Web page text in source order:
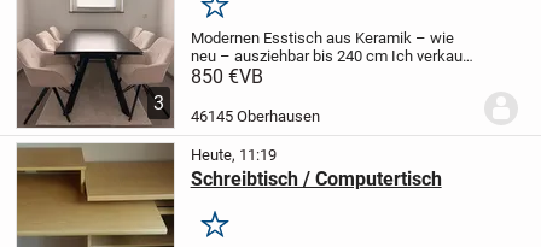
3
Merken
Modernen Esstisch aus Keramik – wie
neu – ausziehbar bis 240 cmIch verkaufe
einen hochwertigen, modernen Esstisch
Schwarz/Anthrazit zum Verkauf an.
850 €VB
46145 Oberhausen
Heute, 11:19
Schreibtisch / Computertisch
Merken